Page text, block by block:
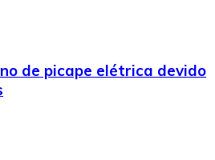
de picape elétrica devido